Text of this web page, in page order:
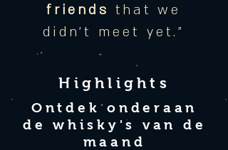
friendsthat we
didn't meet yet."
Highlights
Ontdek onderaan
de whisky's van de
maand